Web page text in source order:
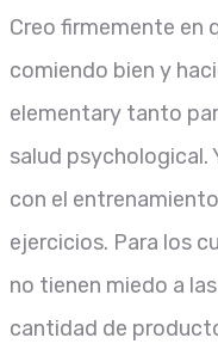
Creo firmemente en
comiendo bien y
elementary tanto
salud psychological.
con el
ejercicios. Para los
no tienen miedo a
cantidad de